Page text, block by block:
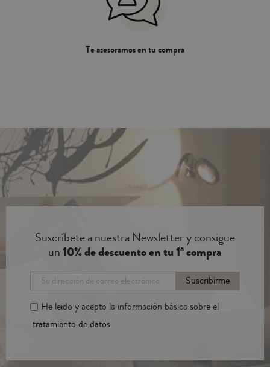
Te asesoramos en tu compra
Suscríbete a nuestra Newsletter y consigue
un10% de descuento en tu 1ª compra
Suscribirme
He leido y acepto la información bàsica sobre el
tratamiento de datos